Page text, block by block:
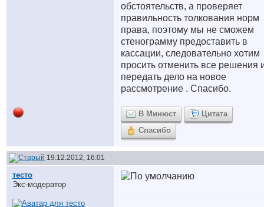
обстоятельств, а проверяет
правильность толкования норм
права, поэтому мы не сможем
стенограмму предоставить в
кассации, следовательно хотим
просить отменить все решения
передать дело на новое
рассмотрение . Спасибо.
В Минюст
Цитата
Спасибо
19.12.2012, 16:01
тесто
Экс-модератор